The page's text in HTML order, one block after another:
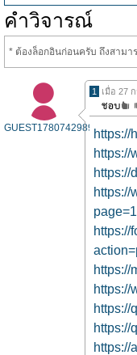
คำวิจารณ์
* ต้องล็อกอินก่อนครับ ถึงสามา
GUEST1780742989
1 เมื่อ 27
https://
https://
https://
https://
page=1
https://
https://
https://
https://
https://
https://